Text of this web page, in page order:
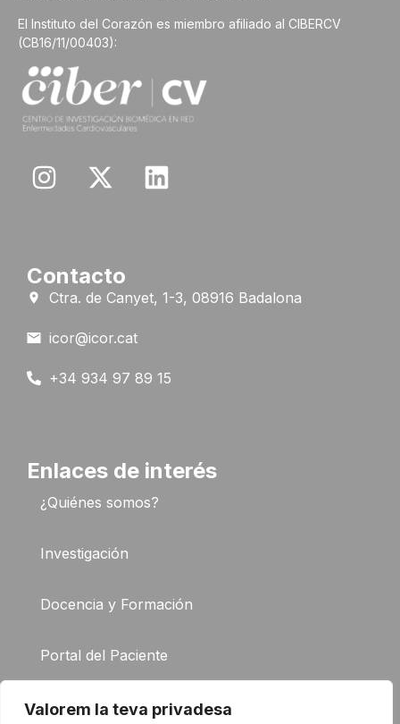
Valorem la teva privadesa
El Instituto del Corazón es miembro afiliado al CIBERCV
(CB16/11/00403):
Contacto
Ctra. de Canyet, 1-3, 08916 Badalona
icor@icor.cat
+34 934 97 89 15
Enlaces de interés
¿Quiénes somos?
Investigación
Docencia y Formación
Portal del Paciente
FAQ